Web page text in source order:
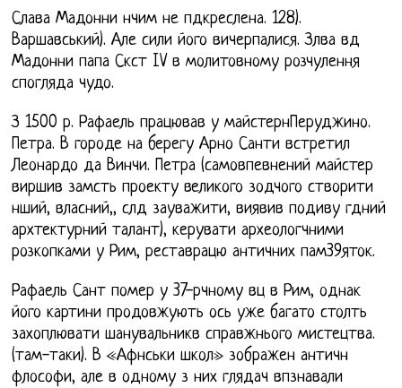
Слава Мадонни нчим не пдкреслена. 128).
Варшавський). Але сили його вичерпалися. Злва вд
Мадонни папа Скст IV в молитовному розчулення
спогляда чудо.
З 1500 р. Рафаель працював у майстернПеруджино.
Петра. В городе на берегу Арно Санти встретил
Леонардо да Винчи. Петра (самовпевнений майстер
виршив замсть проекту великого зодчого створити
нший, власний,, слд зауважити, виявив подиву гдний
архтектурний талант), керувати археологчними
розкопками у Рим, реставрацю античних пам39яток.
Рафаель Сант помер у 37-рчному вц в Рим, однак
його картини продовжують ось уже багато столть
захоплювати шанувальникв справжнього мистецтва.
(там-таки). В «Афнськи школ» зображен античн
флософи, але в одному з них глядач впзнавали